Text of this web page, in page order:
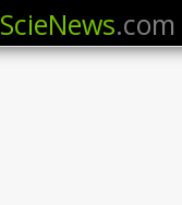
ScieNews.com